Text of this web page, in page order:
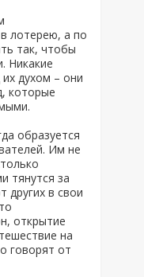
лотерею, а по
так, чтобы
Никакие
духом – они
которые
образуется
Им не
тянутся за
других в свои
открытие
на
говорят от